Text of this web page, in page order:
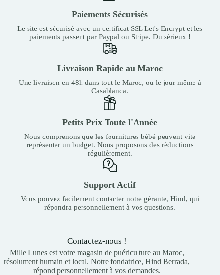
Paiements Sécurisés
Le site est sécurisé avec un certificat SSL Let's Encrypt et les
paiements passent par Paypal ou Stripe. Du sérieux !
Livraison Rapide au Maroc
Une livraison en 48h dans tout le Maroc, ou le jour même à
Casablanca.
Petits Prix Toute l'Année
Nous comprenons que les fournitures bébé peuvent vite
représenter un budget. Nous proposons des réductions
régulièrement.
Support Actif
Vous pouvez facilement contacter notre gérante, Hind, qui
répondra personnellement à vos questions.
Contactez-nous !
Mille Lunes est votre magasin de puériculture au Maroc,
résolument humain et local. Notre fondatrice, Hind Berrada,
répond personnellement à vos demandes.